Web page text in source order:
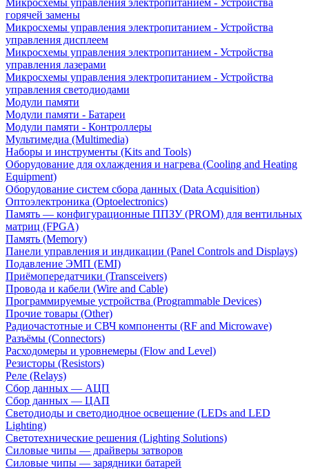
Микросхемы управления электропитанием - Устройства
горячей замены
Микросхемы управления электропитанием - Устройства
управления дисплеем
Микросхемы управления электропитанием - Устройства
управления лазерами
Микросхемы управления электропитанием - Устройства
управления светодиодами
Модули памяти
Модули памяти - Батареи
Модули памяти - Контроллеры
Мультимедиа (Multimedia)
Наборы и инструменты (Kits and Tools)
Оборудование для охлаждения и нагрева (Cooling and Heating
Equipment)
Оборудование систем сбора данных (Data Acquisition)
Оптоэлектроника (Optoelectronics)
Память — конфигурационные ППЗУ (PROM) для вентильных
матриц (FPGA)
Память (Memory)
Панели управления и индикации (Panel Controls and Displays)
Подавление ЭМП (EMI)
Приёмопередатчики (Transceivers)
Провода и кабели (Wire and Cable)
Программируемые устройства (Programmable Devices)
Прочие товары (Other)
Радиочастотные и СВЧ компоненты (RF and Microwave)
Разъёмы (Connectors)
Расходомеры и уровнемеры (Flow and Level)
Резисторы (Resistors)
Реле (Relays)
Сбор данных — АЦП
Сбор данных — ЦАП
Светодиоды и светодиодное освещение (LEDs and LED
Lighting)
Светотехнические решения (Lighting Solutions)
Силовые чипы — драйверы затворов
Силовые чипы — зарядники батарей